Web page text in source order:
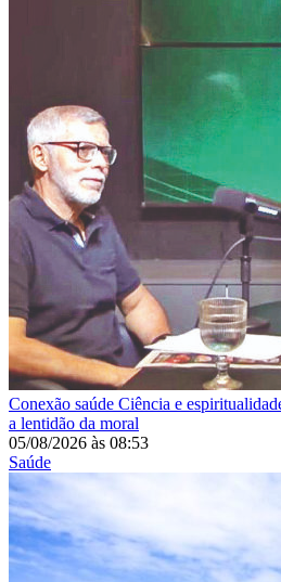
Conexão saúde Ciência e
a lentidão da moral
05/08/2026 às 08:53
Saúde